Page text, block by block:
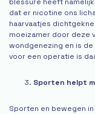
dat er nicotine ons
haarvaatjes
moeizamer door deze
wondgenezing en is
voor een operatie is
Sporten helpt
Sporten en bewegen